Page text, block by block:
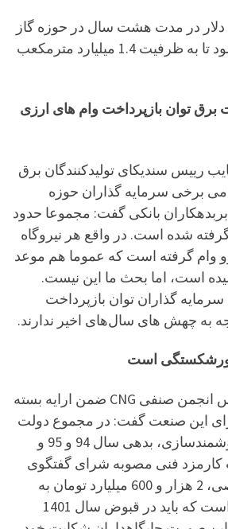
80 میلیارد دلار در مدت هشت سال در حوزه گاز
باید سرمایه‌گذاری شود تا به ظرفیت 1.4 میلیارد مترمکعب
توان بازپرداخت وام های ارزی
ريیس سندیکای تولیدکنندگان برق
برخی سرمایه گذاران حوزه
بانکی گفت: مجموعا حدود
گرفته شده است. در واقع هر نیروگاه
یورو وام گرفته است که عموما هم موعد
است، اما بحث ما این نیست.
گذاران توان بازپرداخت
به چهش های سال‌های اخیر ندارند.
اردشیر دادرس، ريیس انجمن صنفی CNG ضمن ارايه بسته
این صنعت گفت: در مجموع دولت
گذشته بایت طرح هوشمندسازی، بدهی سال 94 و 95 و
کارمزد فنی مصوبه شرای گفتگوی
دولت و بخش خصوصی، 2 هزار و 600 میلیارد تومان به
جایگاهداران بدهکار است که باید در قبوض سال 1401